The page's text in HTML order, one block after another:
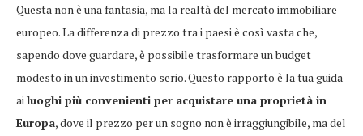
Questa non è una fantasia, ma la realtà del mercato immobiliare
europeo. La differenza di prezzo tra i paesi è così vasta che,
sapendo dove guardare, è possibile trasformare un budget
modesto in un investimento serio. Questo rapporto è la tua guida
ai luoghi più convenienti per acquistare una proprietà in
Europa, dove il prezzo per un sogno non è irraggiungibile, ma del